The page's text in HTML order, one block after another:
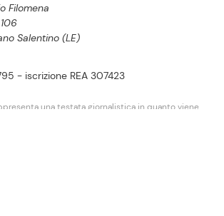
Filomena
Salentino (LE)
- iscrizione REA 307423
una testata giornalistica in quanto viene